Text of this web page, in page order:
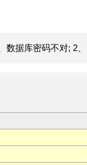
据库密码不对; 2、